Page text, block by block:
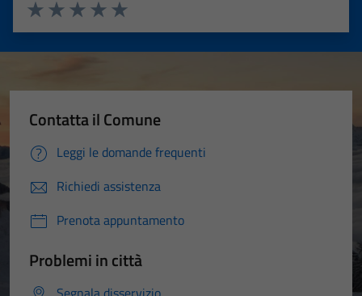
Valuta 5 stelle su 5
Valuta 4 stelle su 5
Valuta 3 stelle su 5
Valuta 2 stelle su 5
Valuta 1 stelle su 5
Contatta il Comune
Leggi le domande frequenti
Richiedi assistenza
Prenota appuntamento
Problemi in città